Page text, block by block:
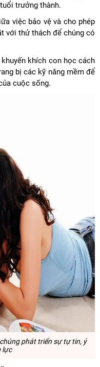
trưởng thành.
việc bảo vệ và cho phép
với thử thách để chúng có
khích con học cách
bị các kỹ năng mềm để
cuộc sống.
phát triển sự tự tin, ý
lực